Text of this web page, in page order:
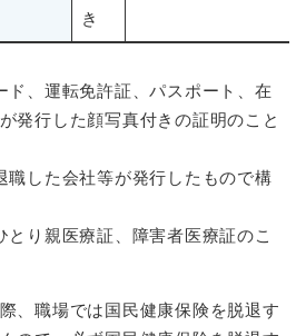
き
、運転免許証、パスポート、在
発行した顔写真付きの証明のこと
した会社等が発行したもので構
り親医療証、障害者医療証のこ
、職場では国民健康保険を脱退す